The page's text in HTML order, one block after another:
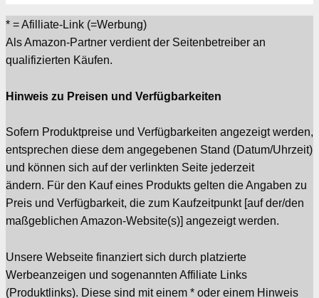
* = Afilliate-Link (=Werbung)
Als Amazon-Partner verdient der Seitenbetreiber an
qualifizierten Käufen.
Hinweis zu Preisen und Verfügbarkeiten
Sofern Produktpreise und Verfügbarkeiten angezeigt werden,
entsprechen diese dem angegebenen Stand (Datum/Uhrzeit)
und können sich auf der verlinkten Seite jederzeit
ändern. Für den Kauf eines Produkts gelten die Angaben zu
Preis und Verfügbarkeit, die zum Kaufzeitpunkt [auf der/den
maßgeblichen Amazon-Website(s)] angezeigt werden.
Unsere Webseite finanziert sich durch platzierte
Werbeanzeigen und sogenannten Affiliate Links
(Produktlinks). Diese sind mit einem * oder einem Hinweis